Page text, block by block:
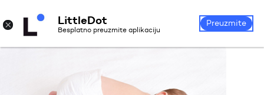
Prijava
× LittleDot
Besplatno preuzmite aplikaciju
Preuzmite